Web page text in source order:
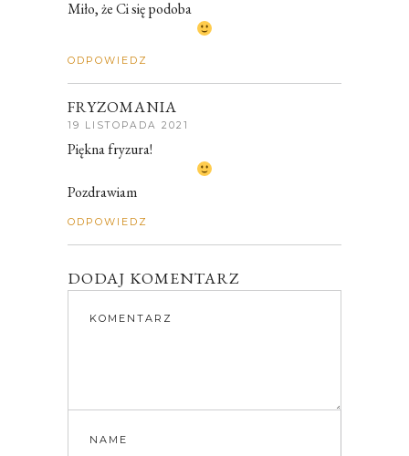
Miło, że Ci się podoba
ODPOWIEDZ
FRYZOMANIA
19 LISTOPADA 2021
Piękna fryzura!
Pozdrawiam
ODPOWIEDZ
DODAJ KOMENTARZ